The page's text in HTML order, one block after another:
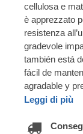
cellulosa e
è apprezzato
resistenza
gradevole
también está
fácil de
agradable y
Leggi di più